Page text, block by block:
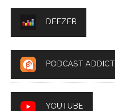
DEEZER
PODCAST ADDICT
YOUTUBE